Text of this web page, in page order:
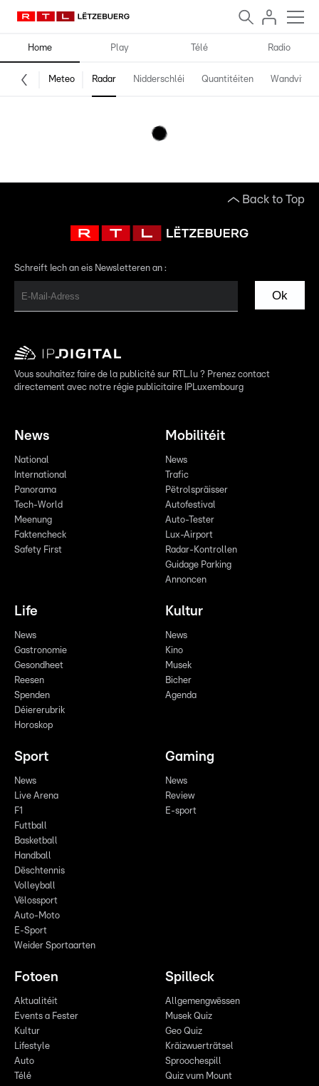
Home Play Télé Radio
Meteo Radar Nidderschléi Quantitéiten
Back to Top
Schreift Iech an eis Newsletteren an :
Ok
Vous souhaitez faire de la publicité sur RTL.lu ? Prenez contact
directement avec notre régie publicitaire IPLuxembourg
News
National
International
Panorama
Tech-World
Meenung
Faktencheck
Safety First
Mobilitéit
News
Trafic
Pëtrolspräisser
Autofestival
Auto-Tester
Lux-Airport
Radar-Kontrollen
Guidage Parking
Annoncen
Life
News
Gastronomie
Gesondheet
Reesen
Spenden
Déiererubrik
Horoskop
Kultur
News
Kino
Musek
Bicher
Agenda
Sport
News
Live Arena
F1
Futtball
Basketball
Handball
Dëschtennis
Volleyball
Vëlossport
Auto-Moto
E-Sport
Weider Sportaarten
Gaming
News
Review
E-sport
Fotoen
Aktualitéit
Events a Fester
Kultur
Lifestyle
Auto
Télé
Spilleck
Allgemengwëssen
Musek Quiz
Geo Quiz
Kräizwuerträtsel
Sproochespill
Quiz vum Mount